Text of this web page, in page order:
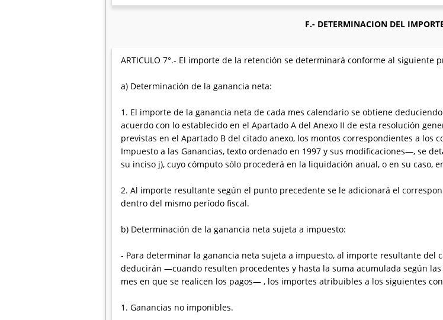
F.- DETERMINACION DEL
ARTICULO 7°.- El importe de la retención se determinará conforme al siguiente
a) Determinación de la ganancia neta:
1. El importe de la ganancia neta de cada mes calendario se obtiene
acuerdo con lo establecido en el Apartado A del Anexo II de esta resolución
previstas en el Apartado B del citado anexo, los montos correspondientes a los
Impuesto a las Ganancias, texto ordenado en 1997 y sus modificaciones—, se
su inciso j), cuyo cómputo sólo procederá en la liquidación anual, o en su caso,
2. Al importe resultante según el punto precedente se le adicionará el
dentro del mismo período fiscal.
b) Determinación de la ganancia neta sujeta a impuesto:
- Para determinar la ganancia neta sujeta a impuesto, al importe resultante del
deducirán —cuando resulten procedentes y hasta la suma acumulada según
mes en que se realicen los pagos— , los importes atribuibles a los siguientes
1. Ganancias no imponibles.